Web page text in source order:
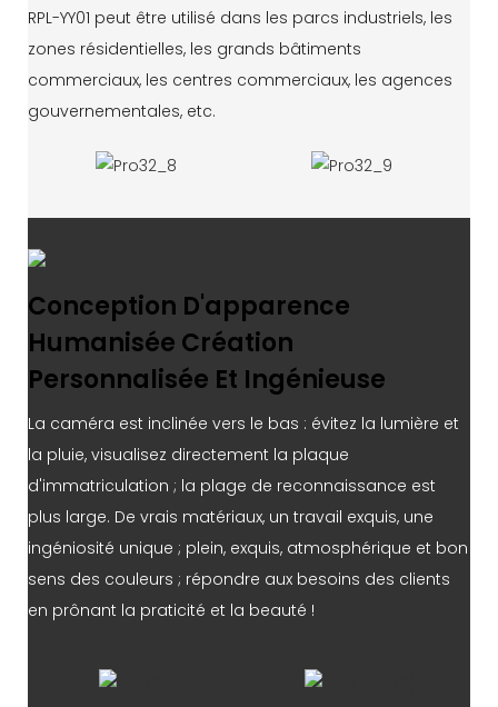
RPL-YY01 peut être utilisé dans les parcs industriels, les
zones résidentielles, les grands bâtiments
commerciaux, les centres commerciaux, les agences
gouvernementales, etc.
Conception D'apparence
Humanisée Création
Personnalisée Et Ingénieuse
La caméra est inclinée vers le bas : évitez la lumière et
la pluie, visualisez directement la plaque
d'immatriculation ; la plage de reconnaissance est
plus large. De vrais matériaux, un travail exquis, une
ingéniosité unique ; plein, exquis, atmosphérique et bon
sens des couleurs ; répondre aux besoins des clients
en prônant la praticité et la beauté !